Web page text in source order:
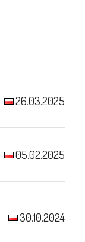
26.03.2025
05.02.2025
30.10.2024